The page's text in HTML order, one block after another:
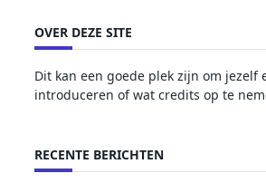
OVER DEZE SITE
Dit kan een goede plek zijn om jezelf
introduceren of wat credits op te
RECENTE BERICHTEN